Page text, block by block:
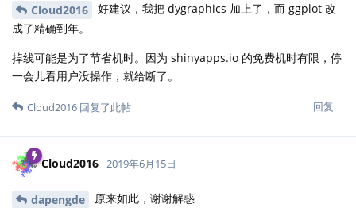
Cloud2016
好建议，我把 dygraphics 加上了，而 ggplot 改
成了精确到年。
掉线可能是为了节省机时。因为 shinyapps.io 的免费机时有限，停
一会儿看用户没操作，就给断了。
回复
Cloud2016 回复了此帖
Cloud2016 2019年6月15日
dapengde 原来如此，谢谢解惑